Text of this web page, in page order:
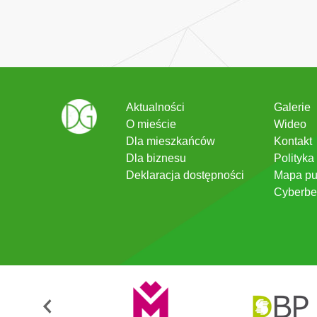
Aktualności
O mieście
Dla mieszkańców
Dla biznesu
Deklaracja dostępności
Galerie
Wideo
Kontakt
Mapa